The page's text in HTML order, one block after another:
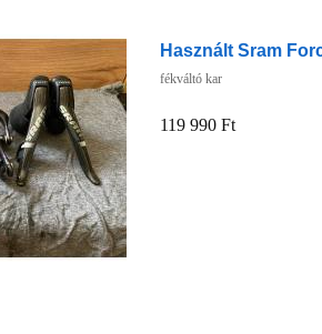
Használt Sram
fékváltó kar
119 990 Ft